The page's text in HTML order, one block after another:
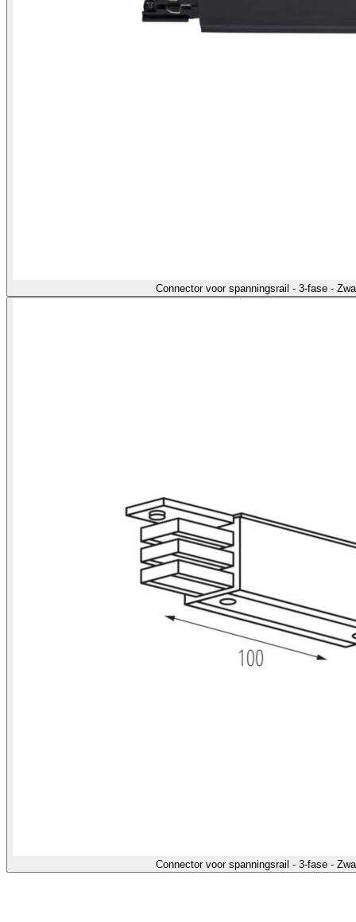
Connector voor spanningsrail - 3-fase -
Connector voor spanningsrail - 3-fase -